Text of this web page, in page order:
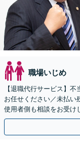
職場いじめ
【退職代行サービス】
お任せください／未払い
使用者側も相談をお受け
日面談可】【完全個室】